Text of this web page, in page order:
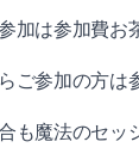
加は参加費お
ご参加の方は
も魔法のセッ